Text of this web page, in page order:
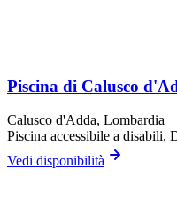
Piscina di Calusco
Calusco d'Adda, Lombardia
Piscina accessibile a disabili,
Vedi disponibilità